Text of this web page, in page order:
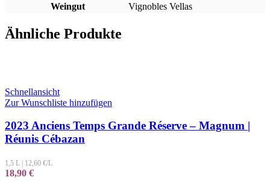
Weingut Vignobles Vellas
Ähnliche Produkte
Schnellansicht
Zur Wunschliste hinzufügen
2023 Anciens Temps Grande Réserve – Magnum |
Réunis Cébazan
1,5 L 12,60 €/L
18,90 €